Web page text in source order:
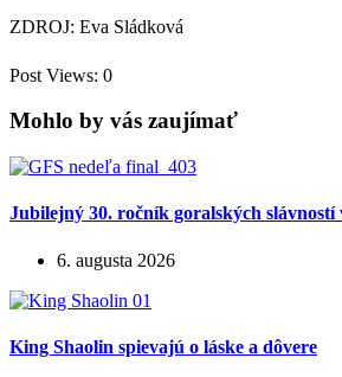
ZDROJ: Eva Sládková
Post Views: 0
Mohlo by vás zaujímať
Jubilejný 30. ročník goralských
6. augusta 2026
King Shaolin spievajú o láske a dôvere